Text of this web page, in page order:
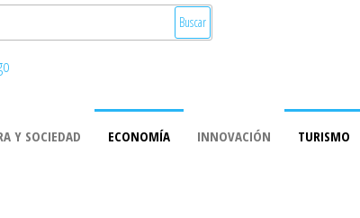
Comunicación
2.0
economía,
Y SOCIEDAD ECONOMÍA INNOVACIÓN TURISMO